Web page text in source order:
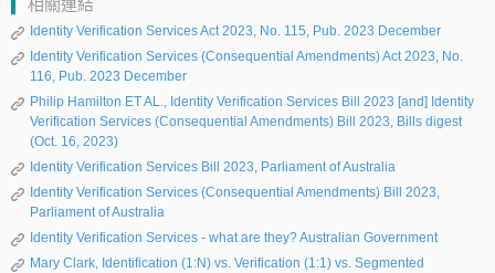
Identity Verification Services Act 2023, No. 115, Pub. 2023 December
Identity Verification Services (Consequential Amendments) Act 2023, No.
116, Pub. 2023 December
Philip Hamilton ET AL., Identity Verification Services Bill 2023 [and] Identity
Verification Services (Consequential Amendments) Bill 2023, Bills digest
(Oct. 16, 2023)
Identity Verification Services Bill 2023, Parliament of Australia
Identity Verification Services (Consequential Amendments) Bill 2023,
Parliament of Australia
Identity Verification Services - what are they? Australian Government
Mary Clark, Identification (1:N) vs. Verification (1:1) vs. Segmented